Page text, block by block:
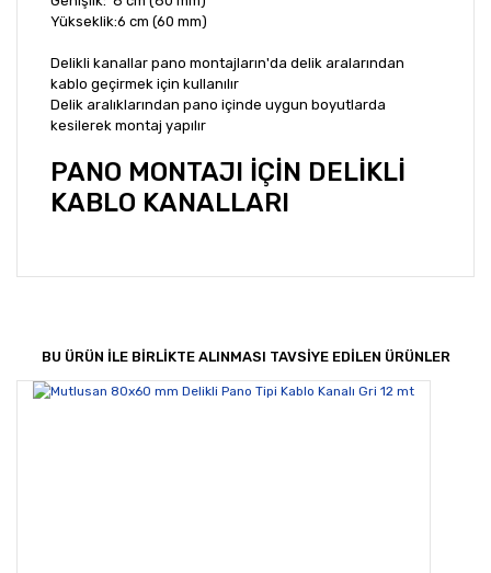
Yükseklik:6 cm (60 mm)
Delikli kanallar pano montajların'da delik aralarından
kablo geçirmek için kullanılır
Delik aralıklarından pano içinde uygun boyutlarda
kesilerek montaj yapılır
PANO MONTAJI İÇİN DELİKLİ
KABLO KANALLARI
Yorum Yaz
Bu ürünün fiyat bilgisi, resim, ürün açıklamalarında ve
Ürün resmi kalitesiz, bozuk veya görüntülenemiyor.
BU ÜRÜN İLE BİRLİKTE ALINMASI TAVSİYE EDİLEN ÜRÜNLER